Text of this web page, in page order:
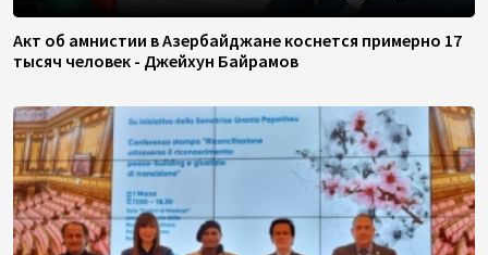
Акт об амнистии в Азербайджане коснется примерно 17
тысяч человек - Джейхун Байрамов